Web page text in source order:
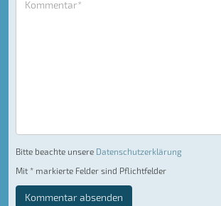
Bitte beachte unsere Datenschutzerklärung
Mit * markierte Felder sind Pflichtfelder
Kommentar absenden